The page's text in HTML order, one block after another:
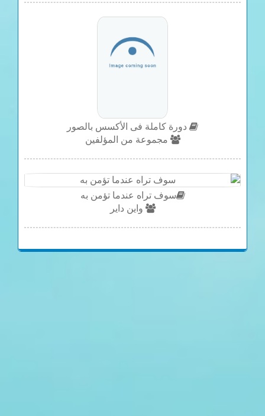
دورة كاملة فى الأكسس بالصور
مجموعة من المؤلفين
سوف تراه عندما تؤمن به
واين داير